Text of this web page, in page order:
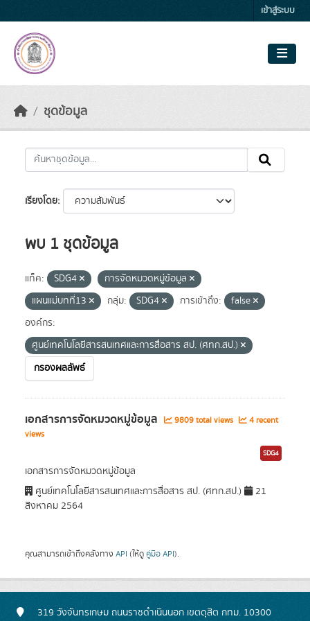
เข้าสู่ระบบ
ชุดข้อมูล
เรียงโดย
พบ 1 ชุดข้อมูล
แท็ค: SDG4
การจัดหมวดหมู่ข้อมูล
แผนแม่บทที่13
กลุ่ม: SDG4 การเข้าถึง:
false
องค์กร:
ศูนย์เทคโนโลยีสารสนเทศและการสื่อสาร สป. (ศทก.สป.)
กรองผลลัพธ์
เอกสารการจัดหมวดหมู่ข้อมูล 9809 total views
4 recent
views
SDG4
เอกสารการจัดหมวดหมู่ข้อมูล
ศูนย์เทคโนโลยีสารสนเทศและการสื่อสาร สป. (ศทก.สป.)
21
สิงหาคม 2564
คุณสามารถเข้าถึงคลังทาง API (ให้ดู คู่มือ API).
319 วังจันทรเกษม ถนนราชดำเนินนอก เขตดุสิต กทม. 10300